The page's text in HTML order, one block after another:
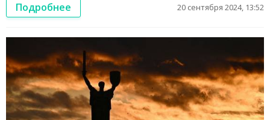
Подробнее 20 сентября 2024, 13:52